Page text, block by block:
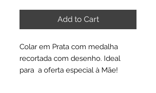
Add to Cart
Colar em Prata com medalha
recortada com desenho. Ideal
para a oferta especial à Mãe!